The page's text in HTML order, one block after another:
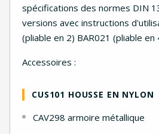
spécifications des normes DIN
versions avec instructions
(pliable en 2) BAR021 (pliable en
Accessoires :
CUS101 HOUSSE EN NYLON
CAV298 armoire métallique